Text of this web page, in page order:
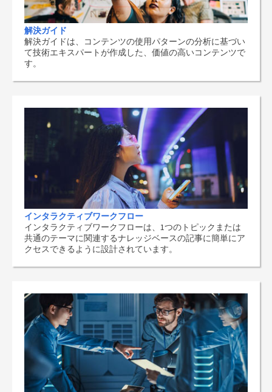
解決ガイド
解決ガイドは、コンテンツの使用パターンの分析に基づい
て技術エキスパートが作成した、価値の高いコンテンツで
す。
インタラクティブワークフロー
インタラクティブワークフローは、1つのトピックまたは
共通のテーマに関連するナレッジベースの記事に簡単にア
クセスできるように設計されています。